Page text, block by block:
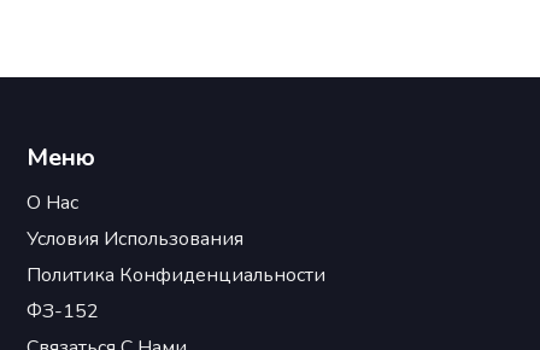
Меню
О Нас
Условия Использования
Политика Конфиденциальности
ФЗ-152